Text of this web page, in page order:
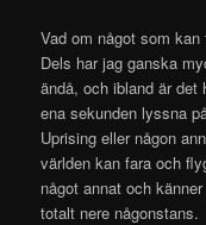
Vad om något som
Dels har jag ganska
ändå, och ibland är
ena sekunden lyssna
Uprising eller någon
världen kan fara och
något annat och
totalt nere någonstans.